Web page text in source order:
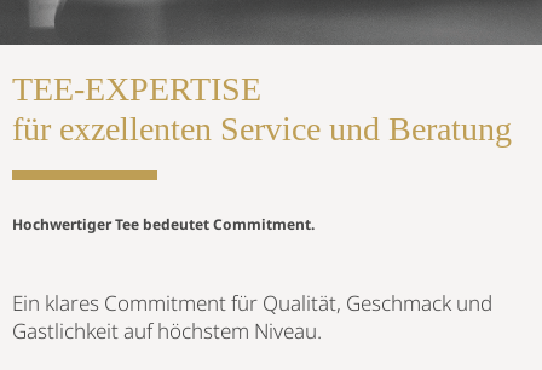
TEE-EXPERTISE
für exzellenten Service und Beratung
Hochwertiger Tee bedeutet Commitment.
Ein klares Commitment für Qualität, Geschmack und
Gastlichkeit auf höchstem Niveau.